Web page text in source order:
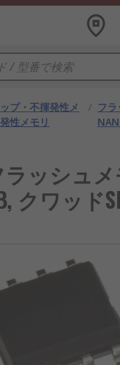
プ・不揮発性メ
性メモリ
/ フラ
ラッシュ
クワッド